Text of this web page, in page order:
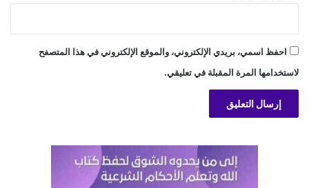
احفظ اسمي، بريدي الإلكتروني، والموقع الإلكتروني في هذا المتصفح
لاستخدامها المرة المقبلة في تعليقي.